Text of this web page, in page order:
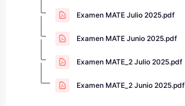
Examen MATE Julio 2025.pdf
Examen MATE Junio 2025.pdf
Examen MATE_2 Julio 2025.pdf
Examen MATE_2 Junio 2025.pdf